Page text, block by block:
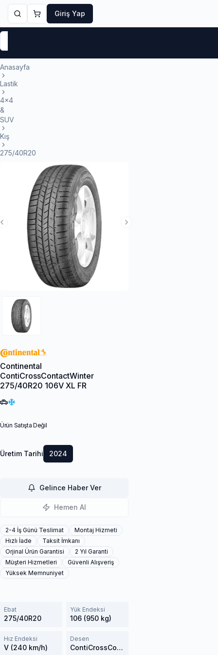
Giriş Yap
Anasayfa
Lastik
4x4
&
SUV
Kış
275/40R20
Next Slide
Previous Slide
Continental
ContiCrossContactWinter
275/40R20 106V XL FR
Ürün Satışta Değil
Üretim Tarihi 2024
Gelince Haber Ver
Hemen Al
2-4 İş Günü Teslimat
Montaj Hizmeti
Hızlı İade
Taksit İmkanı
Orjinal Ürün Garantisi
2 Yıl Garanti
Müşteri Hizmetleri
Güvenli Alışveriş
Yüksek Memnuniyet
Ebat
275/40R20
Yük Endeksi
106 (950 kg)
Hız Endeksi
V (240 km/h)
Desen
ContiCrossContactWinter